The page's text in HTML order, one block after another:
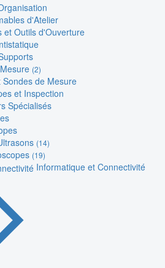
d'Atelier
et Outils d'Ouverture
(2)
Sondes de Mesure
et Inspection
Spécialisés
(14)
(19)
Informatique et Connectivité